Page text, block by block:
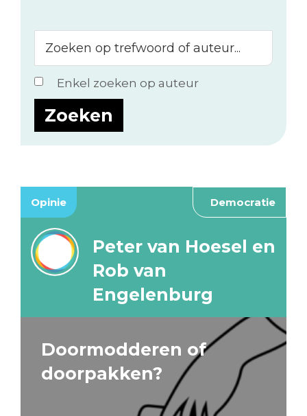
op
trefwoord
of
auteur...
Enkel zoeken op auteur
Opinie Democratie
Peter van Hoesel en
Rob van
Engelenburg
Doormodderen of
doorpakken?